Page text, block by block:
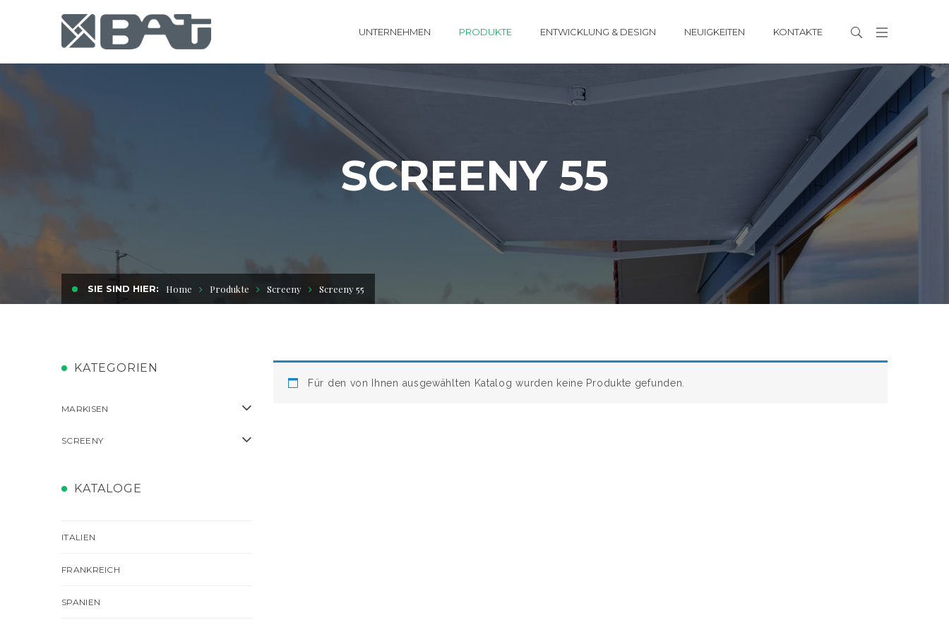
UNTERNEHMEN PRODUKTE
GELENKARM-MARKISEN
VERANDAS UND WINTERGARTEN-MARKISEN SCREENY 110
SCREENY 130
SCREENY 150
ENTWICKLUNG & DESIGN NEUIGKEITEN KONTAKTE
SCREENY 55
SIE SIND HIER: Home Produkte Screeny Screeny 55
KATEGORIEN
MARKISEN
SCREENY
KATALOGE
ITALIEN
FRANKREICH
SPANIEN
Für den von Ihnen ausgewählten Katalog wurden keine Produkte gefunden.